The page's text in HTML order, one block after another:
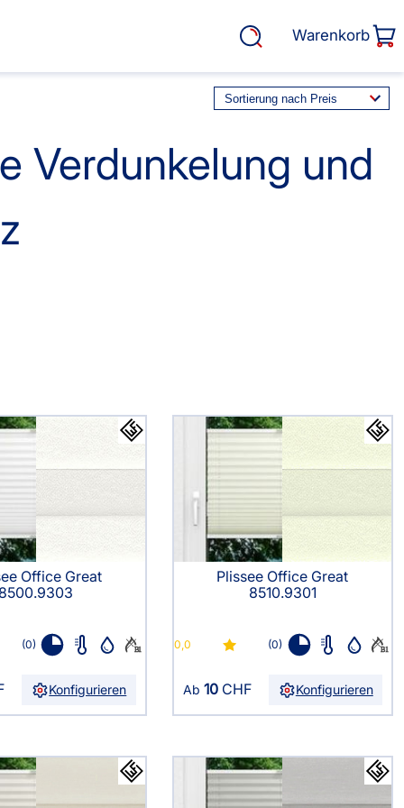
Warenkorb
Sonnensegel
Duette Plissees
Smart Slim-Fit
Plissees 16mm
Verdunkelung und
Office Great
8500.9303
(0)
Konfigurieren
Plissee Office Great
8510.9301
0,0 (0)
Ab 10CHF Konfigurieren